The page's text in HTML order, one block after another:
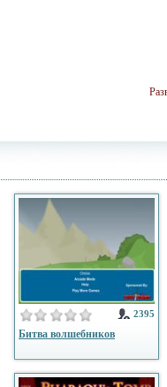
2395
Битва волшебников